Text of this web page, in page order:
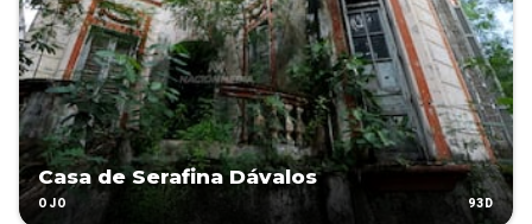
Casa de Serafina Dávalos
OJO 93D